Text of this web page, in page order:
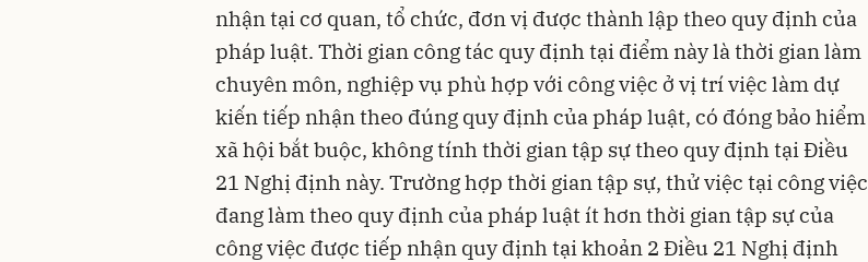
nhận tại cơ quan, tổ chức, đơn vị được thành lập theo quy định của
pháp luật. Thời gian công tác quy định tại điểm này là thời gian làm
chuyên môn, nghiệp vụ phù hợp với công việc ở vị trí việc làm dự
kiến tiếp nhận theo đúng quy định của pháp luật, có đóng bảo hiểm
xã hội bắt buộc, không tính thời gian tập sự theo quy định tại Điều
21 Nghị định này. Trường hợp thời gian tập sự, thử việc tại công việc
đang làm theo quy định của pháp luật ít hơn thời gian tập sự của
công việc được tiếp nhận quy định tại khoản 2 Điều 21 Nghị định